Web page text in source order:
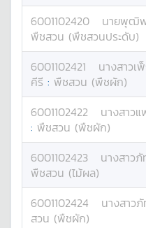
6001102420 นายพุฒิ
พืชสวน (พืชสวนประดับ)
6001102421 นางสาวเ
คีรี : พืชสวน (พืชผัก)
6001102422 นางสาวแ
: พืชสวน (พืชผัก)
6001102423 นางสาวภั
พืชสวน (ไม้ผล)
6001102424 นางสาวภั
สวน (พืชผัก)